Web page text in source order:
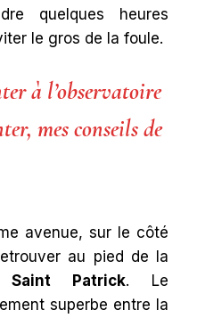
quelques heures
le gros de la foule.
à l’observatoire
mes conseils de
avenue, sur le côté
au pied de la
Saint Patrick. Le
superbe entre la